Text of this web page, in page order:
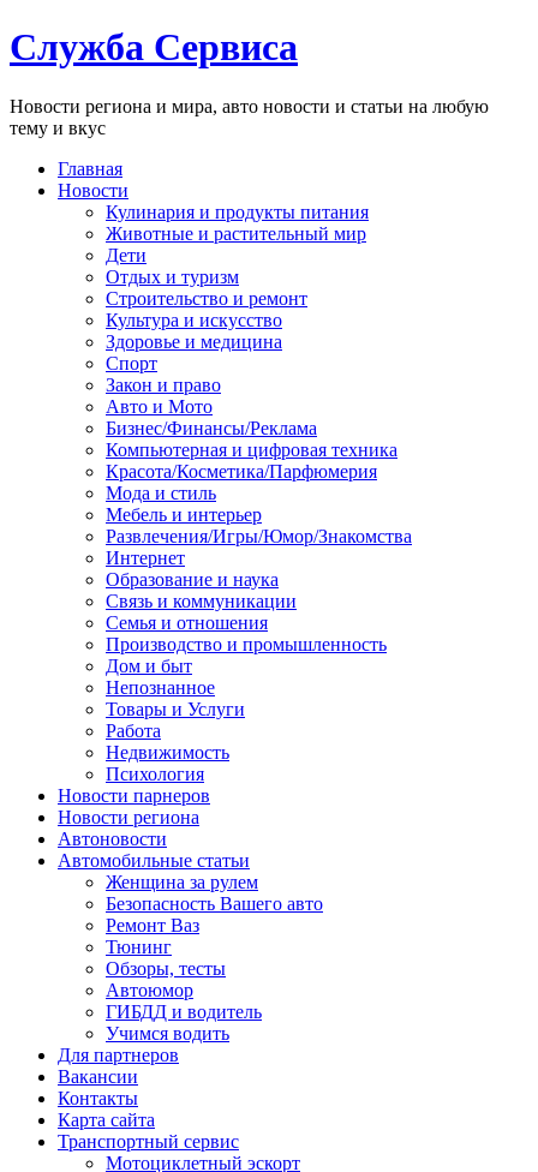
Служба Сервиса
Новости региона и мира, авто новости и статьи на любую
тему и вкус
Главная
Новости
Кулинария и продукты питания
Животные и растительный мир
Дети
Отдых и туризм
Строительство и ремонт
Культура и искусство
Здоровье и медицина
Спорт
Закон и право
Авто и Мото
Бизнес/Финансы/Реклама
Компьютерная и цифровая техника
Красота/Косметика/Парфюмерия
Мода и стиль
Мебель и интерьер
Развлечения/Игры/Юмор/Знакомства
Интернет
Образование и наука
Связь и коммуникации
Семья и отношения
Производство и промышленность
Дом и быт
Непознанное
Товары и Услуги
Работа
Недвижимость
Психология
Новости парнеров
Новости региона
Автоновости
Автомобильные статьи
Женщина за рулем
Безопасность Вашего авто
Ремонт Ваз
Тюнинг
Обзоры, тесты
Автоюмор
ГИБДД и водитель
Учимся водить
Для партнеров
Вакансии
Контакты
Карта сайта
Транспортный сервис
Мотоциклетный эскорт